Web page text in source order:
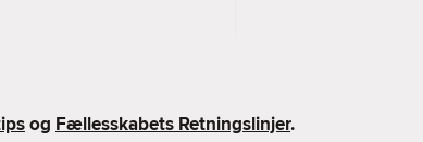
og Fællesskabets Retningslinjer.